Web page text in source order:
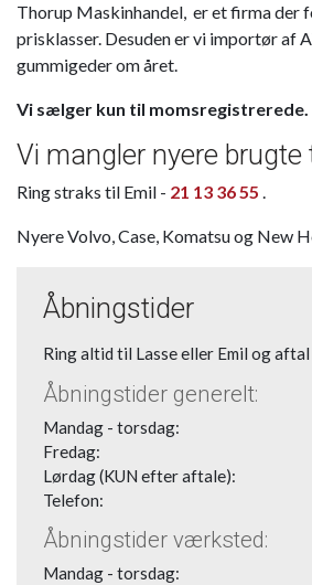
Thorup Maskinhandel, er et firma der
prisklasser. Desuden er vi importør af
gummigeder om året.
Vi sælger kun til momsregistrerede.
Vi mangler nyere brugte
Ring straks til Emil - 21 13 36 55 .
Nyere Volvo, Case, Komatsu og New
Åbningstider
Ring altid til Lasse eller Emil og
Åbningstider generelt:
Mandag - torsdag:
Fredag:
Lørdag (KUN efter aftale):
Telefon:
Åbningstider værksted:
Mandag - torsdag: